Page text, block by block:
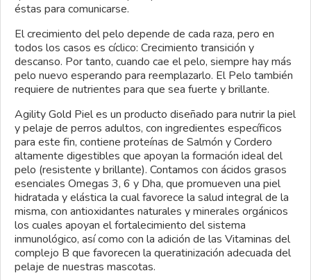
éstas para comunicarse.
El crecimiento del pelo depende de cada raza, pero en
todos los casos es cíclico: Crecimiento transición y
descanso. Por tanto, cuando cae el pelo, siempre hay más
pelo nuevo esperando para reemplazarlo. El Pelo también
requiere de nutrientes para que sea fuerte y brillante.
AgilityGold Piel es un producto diseñado para nutrir la piel
y pelaje de perros adultos, con ingredientes específicos
para este fin, contiene proteínas de Salmón y Cordero
altamente digestibles que apoyan la formación ideal del
pelo (resistente y brillante). Contamos con ácidos grasos
esenciales Omegas 3, 6 y Dha, que promueven una piel
hidratada y elástica la cual favorece la salud integral de la
misma, con antioxidantes naturales y minerales orgánicos
los cuales apoyan el fortalecimiento del sistema
inmunológico, así como con la adición de las Vitaminas del
complejo B que favorecen la queratinización adecuada del
pelaje de nuestras mascotas.